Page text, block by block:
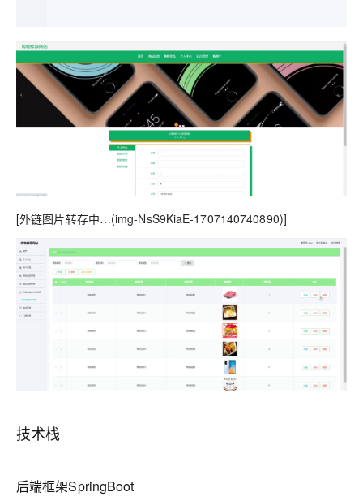
[外链图片转存中…(img-NsS9KiaE-1707140740890)]
技术栈
后端框架SpringBoot